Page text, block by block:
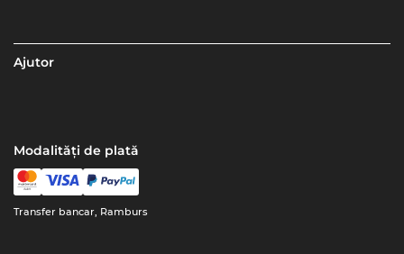
Ajutor
Modalități de plată
Transfer bancar, Ramburs